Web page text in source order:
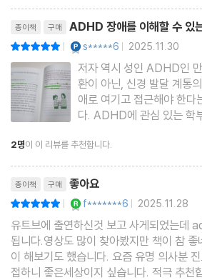
PART 3 ADHD 진단 후 어떻게 치료할까?
ADHD를 진단받고 먼저 할 일
비약물치료는 어떤 것인가?
본질육아 플러스 ADHD 아이를 키우는 데
아이의 잠재력을 깨워라
산만한 아이의 자존감 지키기
산만한 아이를 위한 상황별 훈육법
본질육아 플러스 훈육의 기본 원칙
종이책 구매 ADHD 장애를 이해할 수 있
| s*****6 | 2025.11.30
저자 역시 성인 ADHD인
환이 아닌, 신경 발달 계통
애로 여기고 접근해야 한다
다. ADHD에 관심 있는 학
용들을 보다 전문적이고
실생활에서 바로 적용하여
득한 ADHD 본질 육아 지침
2명이 이 리뷰를 추천합니다.
종이책 구매 좋아요
| f*******6 | 2025.11.28
유트브에 출연하신것 보고 사게되었는데
됩니다.영상도 많이 찾아봤지만 책이 참
이 해보기도 했습니다. 요즘 유명 의사분
접하니 좋은세상이지 싶습니다. 적극 추천